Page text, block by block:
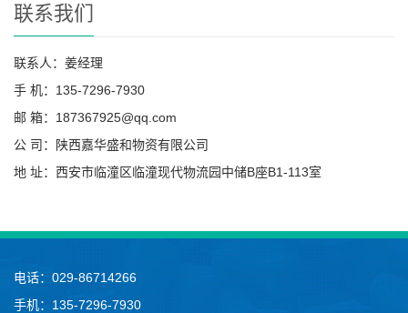
联系我们
联系人：姜经理
手 机：135-7296-7930
邮 箱：187367925@qq.com
公 司：陕西嘉华盛和物资有限公司
地 址：西安市临潼区临潼现代物流园中储B座B1-113室
电话：029-86714266
手机：135-7296-7930